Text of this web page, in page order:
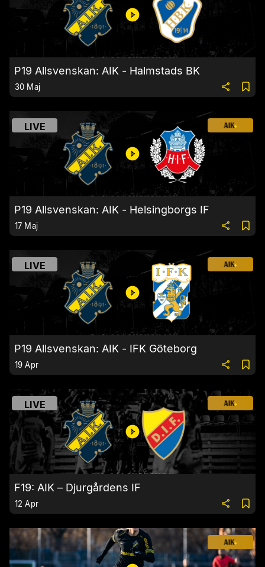
P19 Allsvenskan: AIK - Halmstads BK
30 Maj
LIVE
P19 Allsvenskan: AIK - Helsingborgs IF
17 Maj
LIVE
P19 Allsvenskan: AIK - IFK Göteborg
19 Apr
LIVE
F19: AIK – Djurgårdens IF
12 Apr